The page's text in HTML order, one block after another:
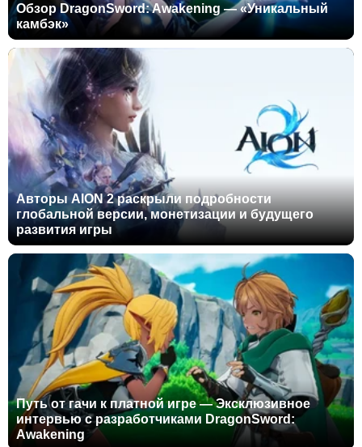
Обзор DragonSword: Awakening — «Уникальный
камбэк»
Авторы AION 2 раскрыли подробности
глобальной версии, монетизации и будущего
развития игры
Путь от гачи к платной игре — Эксклюзивное
интервью с разработчиками DragonSword:
Awakening